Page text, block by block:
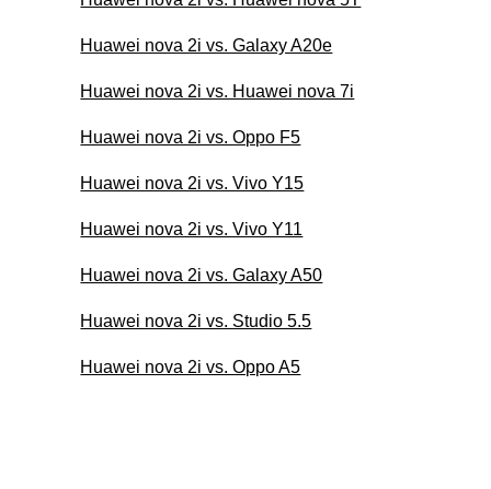
Huawei nova 2i vs. Galaxy A20e
Huawei nova 2i vs. Huawei nova 7i
Huawei nova 2i vs. Oppo F5
Huawei nova 2i vs. Vivo Y15
Huawei nova 2i vs. Vivo Y11
Huawei nova 2i vs. Galaxy A50
Huawei nova 2i vs. Studio 5.5
Huawei nova 2i vs. Oppo A5